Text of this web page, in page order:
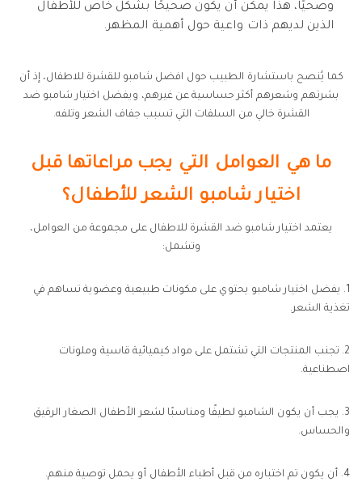
وصحيًا، هذا يمكن أن يكون صحيحًا بشكل خاص للأطفال
الذين لديهم ذات واعية حول أهمية المظهر.
كما يُنصح باستشارة الطبيب حول افضل شامبو للقشرة للاطفال، إذ أن
بشرتهم وشعرهم أكثر حساسية عن غيرهم، ويفضل اختيار شامبو ضد
القشرة خالي من السلفات التي تسبب جفاف الشعر وتلفه.
ما هي العوامل التي يجب مراعاتها قبل
اختيار شامبو الشعر للأطفال؟
يعتمد اختيار شامبو ضد القشرة للاطفال على مجموعة من العوامل،
وتشمل:
1. يفضل اختيار شامبو يحتوي على مكونات طبيعية وعضوية تساهم في
تغذية الشعر.
2. تجنب المنتجات التي تشتمل على مواد كيميائية قاسية وملونات
اصطناعية.
3. يجب أن يكون الشامبو لطيفًا ومناسبًا لشعر الأطفال الصغار الرقيق
والحساس.
4. أن يكون تم اختباره من قبل أطباء الأطفال أو يحمل توصية منهم.